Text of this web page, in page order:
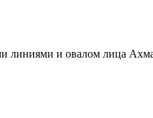
линиями и овалом лица